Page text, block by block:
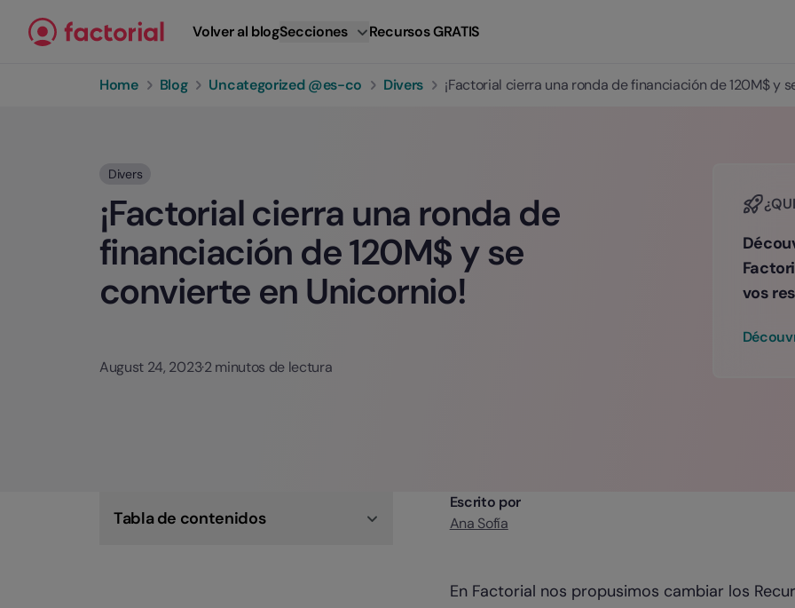
Volver al blogSecciones Recursos GRATIS
Home Blog Uncategorized @es-co Divers ¡Factorial cierra una ronda de financiación de 120M$ y
Divers
¡Factorial cierra una ronda de
financiación de 120M$ y se
convierte en Unicornio!
August 24, 2023·2 minutos de lectura
vos
Tabla de contenidos
Escrito por
Ana Sofía
En Factorial nos propusimos cambiar los